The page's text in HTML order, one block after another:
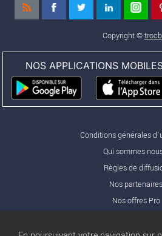
Copyright ©
NOS APPLICATIONS
Conditions générales
Qui sommes
Règles de
Nos partenaires
Nos offres Pro
Publicité